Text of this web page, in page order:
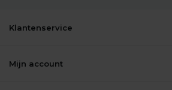
Klantenservice
Mijn account